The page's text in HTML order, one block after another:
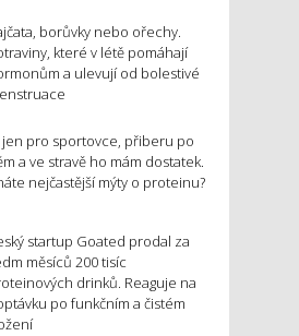
borůvky nebo ořechy.
které v létě pomáhají
a ulevují od bolestivé
jen pro sportovce, přiberu po
a ve stravě ho mám dostatek.
nejčastější mýty o proteinu?
startup Goated prodal za
měsíců 200 tisíc
drinků. Reaguje na
po funkčním a čistém